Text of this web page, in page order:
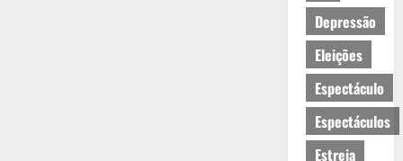
Depressão
Eleições
Espectáculo
Espectáculos
Estreia